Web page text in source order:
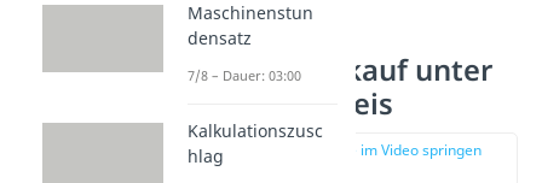
Verbot: Verkauf unter
Einstandspreis
zur Stelle im Video springen
Maschinenstun
densatz
7/8 – Dauer: 03:00
Kalkulationszusc
hlag